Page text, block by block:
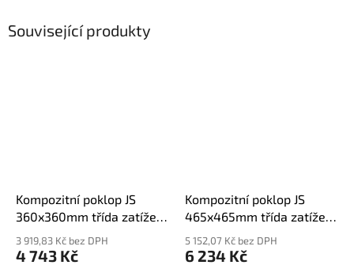
Související produkty
Kompozitní poklop JS
360x360mm třída zatížení
3 919,83 Kč bez DPH
4 743 Kč
Kompozitní poklop JS
465x465mm třída zatížení
5 152,07 Kč bez DPH
6 234 Kč